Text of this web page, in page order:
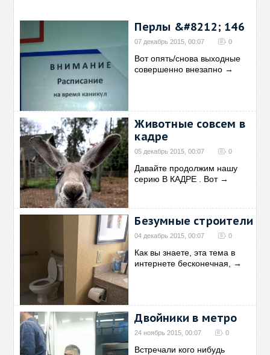
Перлы &#8212; 146
07 декабрь 2015, 00:07 0
Вот опять/снова выходные
совершенно внезапно →
Животные совсем в
кадре
05 декабрь 2015, 00:07 0
Давайте продолжим нашу
серию В КАДРЕ . Вот→
Безумные строители
04 декабрь 2015, 00:07 0
Как вы знаете, эта тема в
интернете бесконечная,
→
Двойники в метро
24 ноябрь 2015, 00:07 0
Встречали кого нибудь